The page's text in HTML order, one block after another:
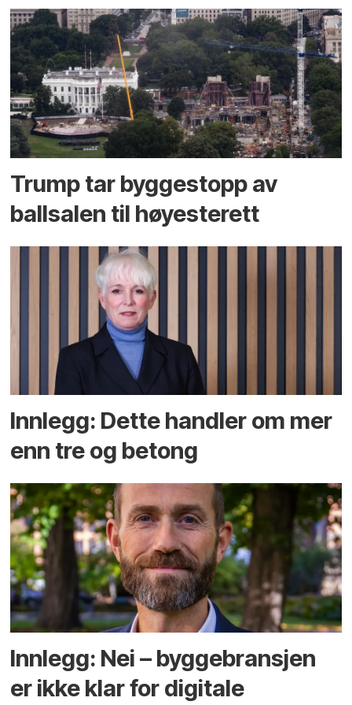
Trump tar byggestopp av
ballsalen til høyesterett
Innlegg: Dette handler om mer
enn tre og betong
Innlegg: Nei – byggebransjen
er ikke klar for digitale